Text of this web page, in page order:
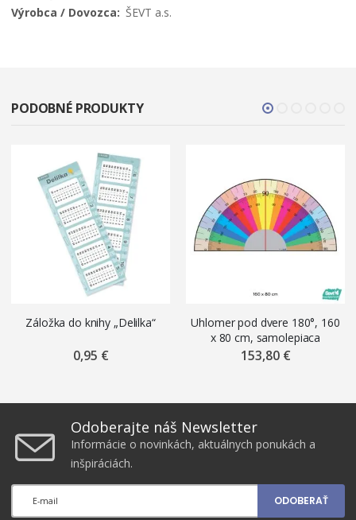
ŠEVT a.s.
PODOBNÉ PRODUKTY
Záložka do knihy „Delilka“
0,95 €
Uhlomer pod dvere 180°, 160
x 80 cm, samolepiaca
nálepka na podlahu ŠEVT
153,80 €
Odoberajte náš Newsletter
Informácie o novinkách, aktuálnych ponukách a
inšpiráciách.
ODOBERAŤ